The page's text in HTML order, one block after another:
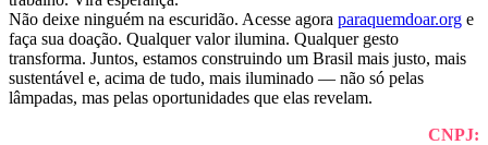
Não deixe ninguém na escuridão. Acesse agora paraquemdoar.org e
faça sua doação. Qualquer valor ilumina. Qualquer gesto
transforma. Juntos, estamos construindo um Brasil mais justo, mais
sustentável e, acima de tudo, mais iluminado — não só pelas
lâmpadas, mas pelas oportunidades que elas revelam.
CNPJ: